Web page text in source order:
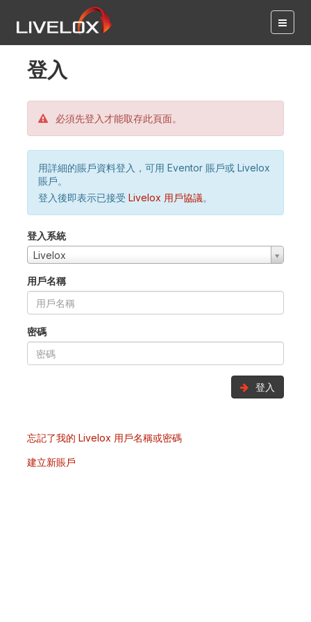
登入
必須先登入才能取存此頁面。
用詳細的賬戶資料登入，可用 Eventor 賬戶或 Livelox
賬戶。
登入後即表示已接受 Livelox 用戶協議。
登入系統
Livelox
用戶名稱
密碼
登入
忘記了我的 Livelox 用戶名稱或密碼
建立新賬戶